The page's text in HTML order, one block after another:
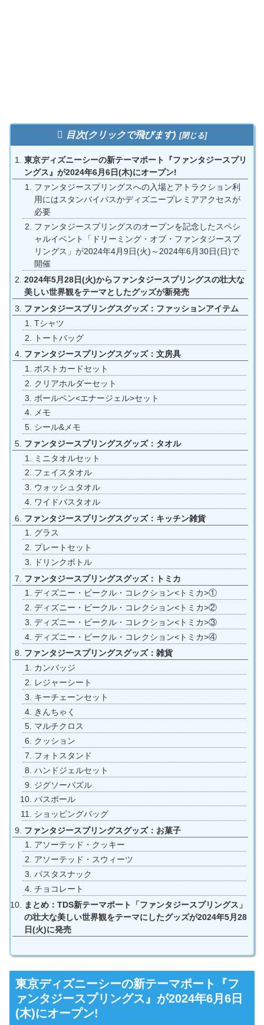
目次(クリックで飛びます)
東京ディズニーシーの新テーマポート『ファンタジースプリ
ングス』が2024年6月6日(木)にオープン!
ファンタジースプリングスへの入場とアトラクション利
用にはスタンバイパスかディズニープレミアアクセスが
必要
ファンタジースプリングスのオープンを記念したスペシ
ャルイベント「ドリーミング・オブ・ファンタジースプ
リングス」が2024年4月9日(火)～2024年6月30日(日)で
開催
2024年5月28日(火)からファンタジースプリングスの壮大な
美しい世界観をテーマとしたグッズが新発売
ファンタジースプリングスグッズ：ファッションアイテム
Tシャツ
トートバッグ
ファンタジースプリングスグッズ：文房具
ポストカードセット
クリアホルダーセット
ボールペン<エナージェル>セット
メモ
シール&メモ
ファンタジースプリングスグッズ：タオル
ミニタオルセット
フェイスタオル
ウォッシュタオル
ワイドバスタオル
ファンタジースプリングスグッズ：キッチン雑貨
グラス
プレートセット
ドリンクボトル
ファンタジースプリングスグッズ：トミカ
ディズニー・ビークル・コレクション<トミカ>①
ディズニー・ビークル・コレクション<トミカ>②
ディズニー・ビークル・コレクション<トミカ>③
ディズニー・ビークル・コレクション<トミカ>④
ファンタジースプリングスグッズ：雑貨
カンバッジ
レジャーシート
キーチェーンセット
きんちゃく
マルチクロス
クッション
フォトスタンド
ハンドジェルセット
ジグソーパズル
バスボール
ショッピングバッグ
ファンタジースプリングスグッズ：お菓子
アソーテッド・クッキー
アソーテッド・スウィーツ
パスタスナック
チョコレート
まとめ：TDS新テーマポート「ファンタジースプリングス」
の壮大な美しい世界観をテーマにしたグッズが2024年5月28
日(火)に発売
東京ディズニーシーの新テーマポート『フ
ァンタジースプリングス』が2024年6月6日
(木)にオープン!